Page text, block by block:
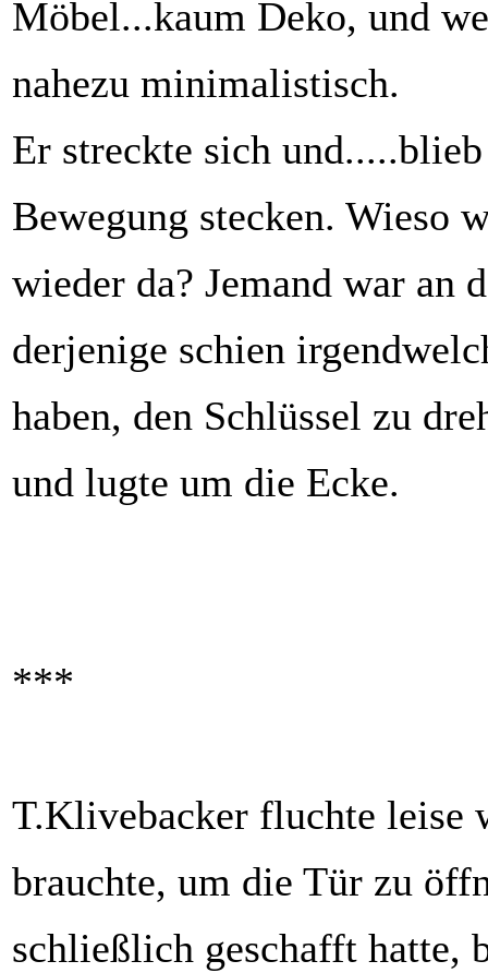
Möbel...kaum Deko, und
nahezu minimalistisch.
Er streckte sich
Bewegung stecken. Wieso
wieder da? Jemand war an
derjenige schien
haben, den Schlüssel zu
und lugte um die Ecke.
***
T.Klivebacker fluchte leise
brauchte, um die Tür zu
schließlich geschafft hatte,